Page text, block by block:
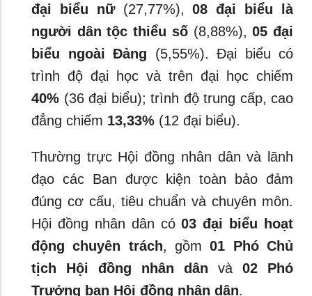
đại biểu nữ(27,77%),08 đại biểu là
người dân tộc thiểu số(8,88%),05 đại
biểu ngoài Đảng (5,55%). Đại biểu có
trình độ đại học và trên đại học chiếm
40% (36 đại biểu); trình độ trung cấp, cao
đẳng chiếm 13,33% (12 đại biểu).
Thường trực Hội đồng nhân dân và lãnh
đạo các Ban được kiện toàn bảo đảm
đúng cơ cấu, tiêu chuẩn và chuyên môn.
Hội đồng nhân dân có03 đại biểu hoạt
động chuyên trách, gồm01 Phó Chủ
tịch Hội đồng nhân dân và 02 Phó
Trưởng ban Hội đồng nhân dân.